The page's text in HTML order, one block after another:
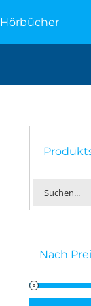
Hörbücher
Nach